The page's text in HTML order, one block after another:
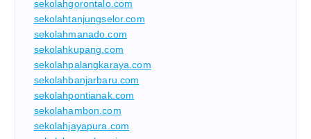
sekolahgorontalo.com
sekolahtanjungselor.com
sekolahmanado.com
sekolahkupang.com
sekolahpalangkaraya.com
sekolahbanjarbaru.com
sekolahpontianak.com
sekolahambon.com
sekolahjayapura.com